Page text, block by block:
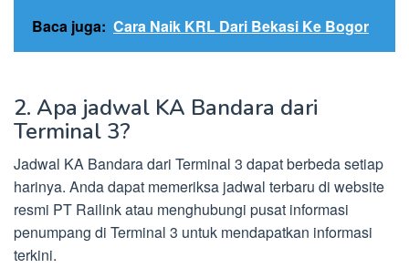
Baca juga: Cara Naik KRL Dari Bekasi Ke Bogor
2. Apa jadwal KA Bandara dari
Terminal 3?
Jadwal KA Bandara dari Terminal 3 dapat berbeda setiap
harinya. Anda dapat memeriksa jadwal terbaru di website
resmi PT Railink atau menghubungi pusat informasi
penumpang di Terminal 3 untuk mendapatkan informasi
terkini.